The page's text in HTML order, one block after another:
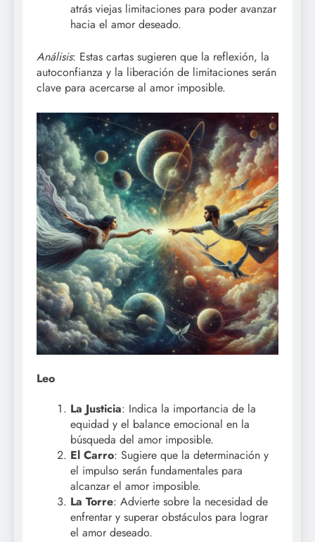
atrás viejas limitaciones para poder avanzar
hacia el amor deseado.
Análisis: Estas cartas sugieren que la reflexión, la
autoconfianza y la liberación de limitaciones serán
clave para acercarse al amor imposible.
Leo
La Justicia: Indica la importancia de la
equidad y el balance emocional en la
búsqueda del amor imposible.
El Carro: Sugiere que la determinación y
el impulso serán fundamentales para
alcanzar el amor imposible.
La Torre: Advierte sobre la necesidad de
enfrentar y superar obstáculos para lograr
el amor deseado.